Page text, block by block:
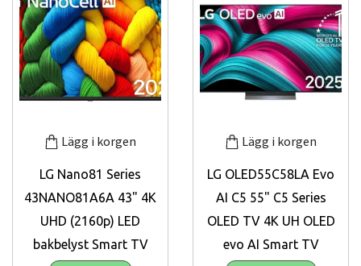
Lägg i korgen
LG Nano81 Series
43NANO81A6A 43" 4K
UHD (2160p) LED
bakbelyst Smart TV
Lägg i korgen
LG OLED55C58LA Evo
AI C5 55" C5 Series
OLED TV 4K UH OLED
evo AI Smart TV